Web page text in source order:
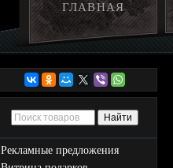
ГЛАВНАЯ
Рекламные предложения